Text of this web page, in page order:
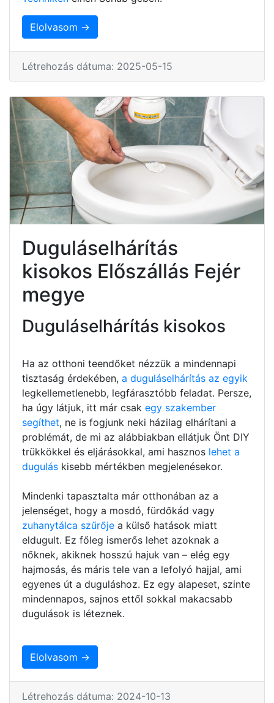
Elolvasom →
Létrehozás dátuma: 2025-05-15
Duguláselhárítás
kisokos Előszállás Fejér
megye
Duguláselhárítás kisokos
Ha az otthoni teendőket nézzük a mindennapi
tisztaság érdekében, a duguláselhárítás az egyik
legkellemetlenebb, legfárasztóbb feladat. Persze,
ha úgy látjuk, itt már csak egy szakember
segíthet, ne is fogjunk neki házilag elhárítani a
problémát, de mi az alábbiakban ellátjuk Önt DIY
trükkökkel és eljárásokkal, ami hasznos lehet a
dugulás kisebb mértékben megjelenésekor.
Mindenki tapasztalta már otthonában az a
jelenséget, hogy a mosdó, fürdőkád vagy
zuhanytálca szűrője a külső hatások miatt
eldugult. Ez főleg ismerős lehet azoknak a
nőknek, akiknek hosszú hajuk van – elég egy
hajmosás, és máris tele van a lefolyó hajjal, ami
egyenes út a duguláshoz. Ez egy alapeset, szinte
mindennapos, sajnos ettől sokkal makacsabb
dugulások is léteznek.
Elolvasom →
Létrehozás dátuma: 2024-10-13